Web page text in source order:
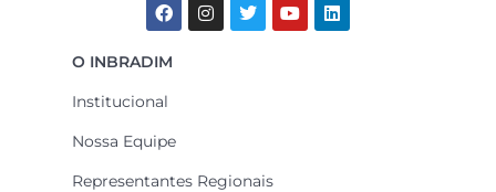
O INBRADIM
Institucional
Nossa Equipe
Representantes Regionais